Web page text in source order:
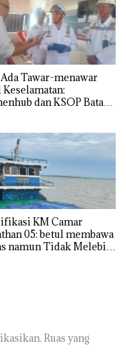
Tawar-menawar
Keselamatan:
dan KSOP Batam
KM Camar
05: betul membawa
namun Tidak Melebihi
Ruas yang